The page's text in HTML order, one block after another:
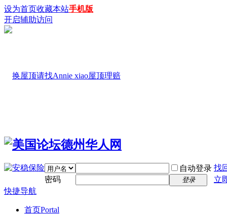
设为首页收藏本站手机版
开启辅助访问
自动登录 找
密码
登录
立
快捷导航
首页Portal